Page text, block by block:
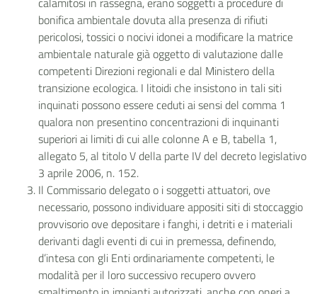
bonifica ambientale dovuta alla presenza di rifiuti
pericolosi, tossici o nocivi idonei a modificare la matrice
ambientale naturale già oggetto di valutazione dalle
competenti Direzioni regionali e dal Ministero della
transizione ecologica. I litoidi che insistono in tali siti
inquinati possono essere ceduti ai sensi del comma 1
qualora non presentino concentrazioni di inquinanti
superiori ai limiti di cui alle colonne A e B, tabella 1,
allegato 5, al titolo V della parte IV del decreto legislativo
3 aprile 2006, n. 152.
Il Commissario delegato o i soggetti attuatori, ove
necessario, possono individuare appositi siti di stoccaggio
provvisorio ove depositare i fanghi, i detriti e i materiali
derivanti dagli eventi di cui in premessa, definendo,
d’intesa con gli Enti ordinariamente competenti, le
modalità per il loro successivo recupero ovvero